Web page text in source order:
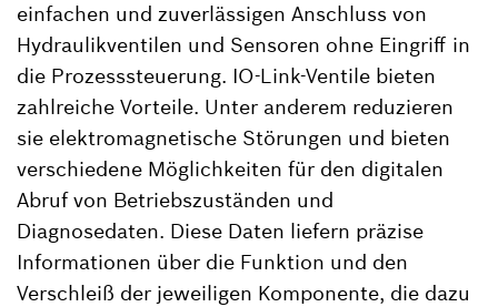
einfachen und zuverlässigen Anschluss von
Hydraulikventilen und Sensoren ohne Eingriff in
die Prozesssteuerung. IO-Link-Ventile bieten
zahlreiche Vorteile. Unter anderem reduzieren
sie elektromagnetische Störungen und bieten
verschiedene Möglichkeiten für den digitalen
Abruf von Betriebszuständen und
Diagnosedaten. Diese Daten liefern präzise
Informationen über die Funktion und den
Verschleiß der jeweiligen Komponente, die dazu